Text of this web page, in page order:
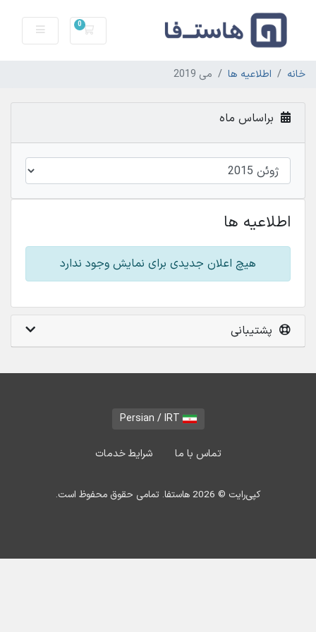
0
سبد خرید
خانه اطلاعیه ها می 2019
براساس ماه
اطلاعیه ها
هیچ اعلان جدیدی برای نمایش وجود ندارد
پشتیبانی
تماس با ما شرایط خدمات
کپی‌رایت © 2026 هاستفا. تمامی حقوق محفوظ است.